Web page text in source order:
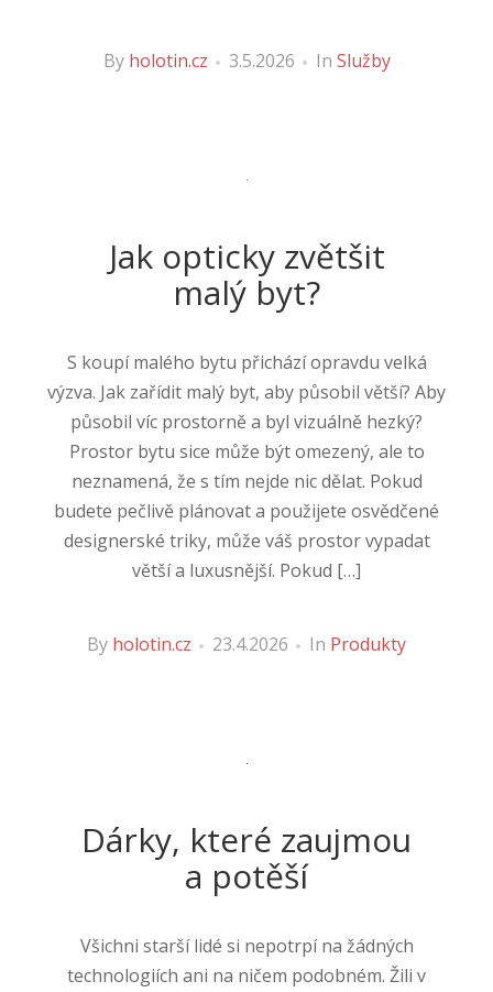
By holotin.cz 3.5.2026 In Služby
Jak opticky zvětšit
malý byt?
S koupí malého bytu přichází opravdu velká
výzva. Jak zařídit malý byt, aby působil větší? Aby
působil víc prostorně a byl vizuálně hezký?
Prostor bytu sice může být omezený, ale to
neznamená, že s tím nejde nic dělat. Pokud
budete pečlivě plánovat a použijete osvědčené
designerské triky, může váš prostor vypadat
větší a luxusnější. Pokud […]
By holotin.cz 23.4.2026 In Produkty
Dárky, které zaujmou
a potěší
Všichni starší lidé si nepotrpí na žádných
technologiích ani na ničem podobném. Žili v